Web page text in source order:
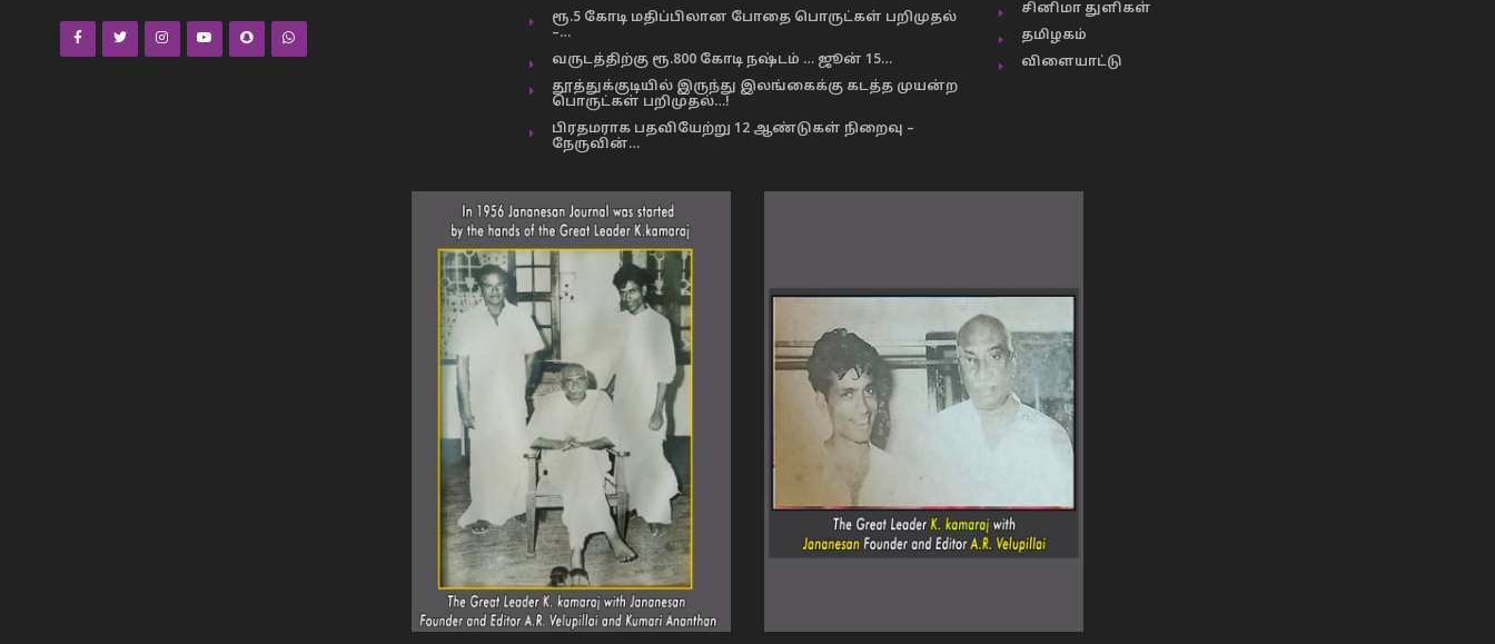
ரூ.5 கோடி மதிப்பிலான போதை பொருட்கள் பறிமுதல்
–…
வருடத்திற்கு ரூ.800 கோடி நஷ்டம் … ஜூன் 15…
தூத்துக்குடியில் இருந்து இலங்கைக்கு கடத்த முயன்ற
பொருட்கள் பறிமுதல்…!
பிரதமராக பதவியேற்று 12 ஆண்டுகள் நிறைவு –
நேருவின்…
சினிமா துளிகள்
தமிழகம்
விளையாட்டு